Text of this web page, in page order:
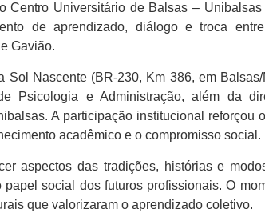
Centro Universitário de Balsas – Unibalsas
de aprendizado, diálogo e troca
Gavião.
Sol Nascente (BR-230, Km 386, em Balsas/
Psicologia e Administração, além da
. A participação institucional reforçou
acadêmico e o compromisso social.
aspectos das tradições, histórias e
social dos futuros profissionais. O
que valorizaram o aprendizado coletivo.